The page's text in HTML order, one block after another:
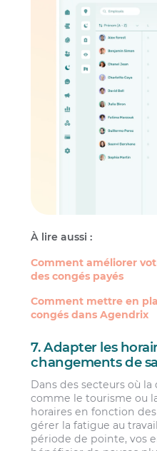
À lire aussi :
Comment améliorer
des congés payés
Comment mettre en
congés dans Agendrix
7. Adapter les
changements de
Dans des secteurs où
comme le tourisme ou
horaires en fonction
gérer la fatigue au
période de pointe, vos